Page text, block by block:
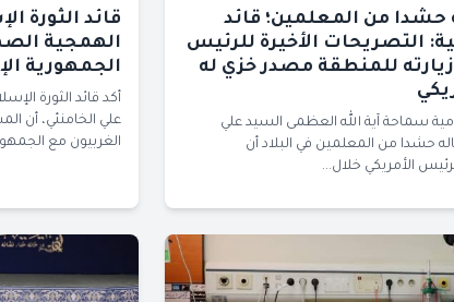
حشدا من المعلمين؛ قائد
التصريحات الأخيرة للرئيس
زيارته للمنطقة مصدر خزي له
سماحة آية الله العظمى السيد علي
حشدا من المعلمين في البلاد أن
الأمريكي خلال...
قائد الثورة
الهمجية
الجمهورية
أكد قائد الثورة
علي الخامنئي، أن
الغربيون مع